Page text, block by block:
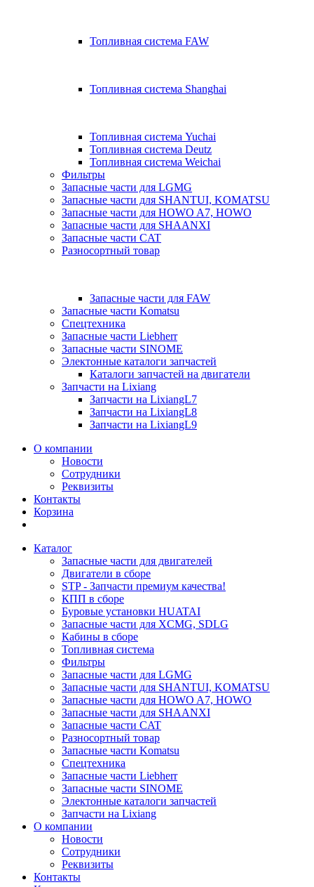
Топливная система FAW
Топливная система Shanghai
Топливная система Yuchai
Топливная система Deutz
Топливная система Weichai
Фильтры
Запасные части для LGMG
Запасные части для SHANTUI, KOMATSU
Запасные части для HOWO A7, HOWO
Запасные части для SHAANXI
Запасные части CAT
Разносортный товар
Запасные части для FAW
Запасные части Komatsu
Спецтехника
Запасные части Liebherr
Запасные части SINOME
Электонные каталоги запчастей
Каталоги запчастей на двигатели
Запчасти на Lixiang
Запчасти на LixiangL7
Запчасти на LixiangL8
Запчасти на LixiangL9
О компании
Новости
Сотрудники
Реквизиты
Контакты
Корзина
Каталог
Запасные части для двигателей
Двигатели в сборе
STP - Запчасти премиум качества!
КПП в сборе
Буровые установки HUATAI
Запасные части для XCMG, SDLG
Кабины в сборе
Топливная система
Фильтры
Запасные части для LGMG
Запасные части для SHANTUI, KOMATSU
Запасные части для HOWO A7, HOWO
Запасные части для SHAANXI
Запасные части CAT
Разносортный товар
Запасные части Komatsu
Спецтехника
Запасные части Liebherr
Запасные части SINOME
Электонные каталоги запчастей
Запчасти на Lixiang
О компании
Новости
Сотрудники
Реквизиты
Контакты